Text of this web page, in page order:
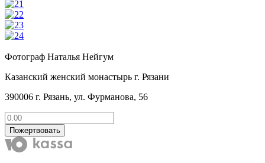
Фотограф Наталья Нейгум
Казанский женский монастырь г. Рязани
390006 г. Рязань, ул. Фурманова, 56
Пожертвовать